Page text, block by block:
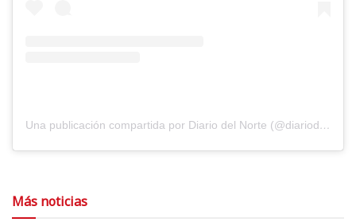
Una publicación compartida por Diario del Norte (@diariodelnorte)
Más noticias